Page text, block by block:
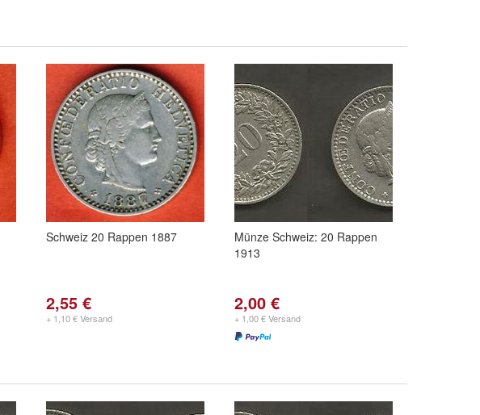
Schweiz 20 Rappen 1887
2,55 €
+ 1,10 € Versand
Münze Schweiz: 20 Rappen
1913
2,00 €
+ 1,00 € Versand